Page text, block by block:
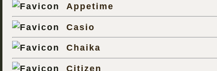
Appetime
Casio
Chaika
Citizen